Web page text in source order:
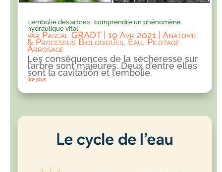
L’embolie des arbres : comprendre un phénomène
hydraulique vital
par Pascal GRADT| 19 Avr 2021 | Anatomie
& Processus Biologiques,Eau,Pilotage
Arrosage
Les conséquences de la sécheresse sur
l’arbre sont majeures. Deux d’entre elles
sont la cavitation et l’embolie.
lire plus